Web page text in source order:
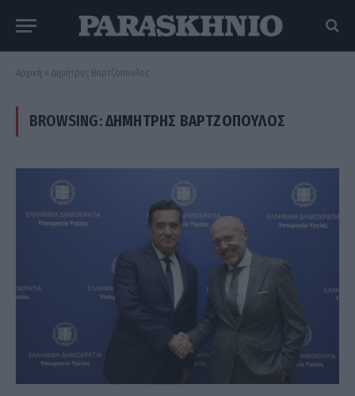
Αρχική » Δημήτρης Βαρτζόπουλος
BROWSING:ΔΗΜΉΤΡΗΣ ΒΑΡΤΖΌΠΟΥΛΟΣ